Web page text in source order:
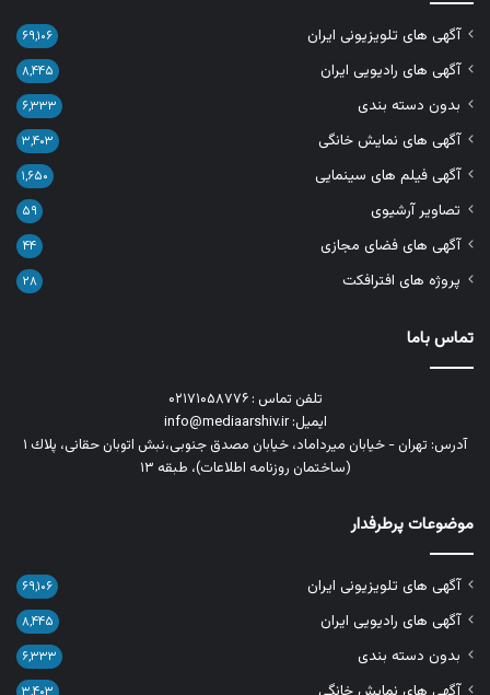
آگهی های تلویزیونی ایران ۶۹,۱۰۶
آگهی های رادیویی ایران ۸,۴۴۵
بدون دسته بندی ۶,۳۳۳
آگهی های نمایش خانگی ۳,۴۰۳
آگهی فیلم های سینمایی ۱,۶۵۰
تصاویر آرشیوی ۵۹
آگهی های فضای مجازی ۴۴
پروژه های افترافکت ۲۸
تماس باما
تلفن تماس : ۰۲۱۷۱۰۵۸۷۷۶
ایمیل: info@mediaarshiv.ir
آدرس: تهران - خیابان میرداماد، خیابان مصدق جنوبی،نبش اتوبان حقانی، پلاك ١
(ساختمان روزنامه اطلاعات)، طبقه ۱۳
موضوعات پرطرفدار
آگهی های تلویزیونی ایران ۶۹,۱۰۶
آگهی های رادیویی ایران ۸,۴۴۵
بدون دسته بندی ۶,۳۳۳